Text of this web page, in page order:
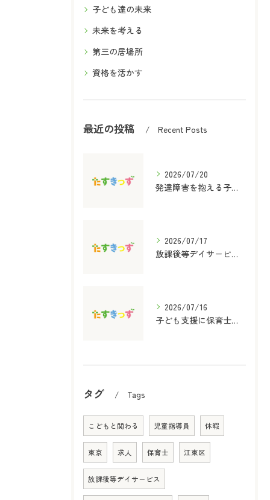
子ども達の未来
未来を考える
第三の居場所
資格を活かす
最近の投稿 Recent Posts
2026/07/20
発達障害を抱える子どものための保育士と放課後等デイサービス児童指導員資格取得ガイド
2026/07/17
放課後等デイサービス支援の内容と選び方をわかりやすく解説
2026/07/16
子ども支援に保育士資格を活かす放課後等デイサービスの役割と実践ポイント
タグ Tags
こどもと関わる 児童指導員 休暇
東京 求人 保育士 江東区
放課後等デイサービス